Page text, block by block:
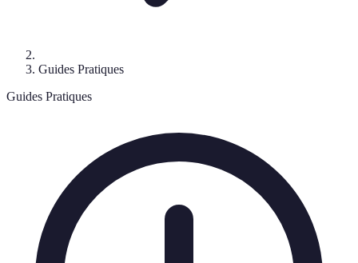
Guides Pratiques
Guides Pratiques